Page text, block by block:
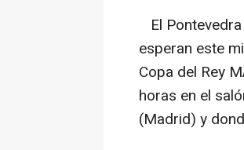
El
esperan este
Copa del Rey
horas en el
(Madrid) y